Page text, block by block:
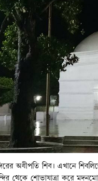
অধীপতি শিব। এখানে
থেকে শোভাযাত্রা করে